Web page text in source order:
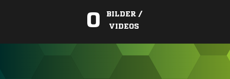
0
BILDER /
VIDEOS